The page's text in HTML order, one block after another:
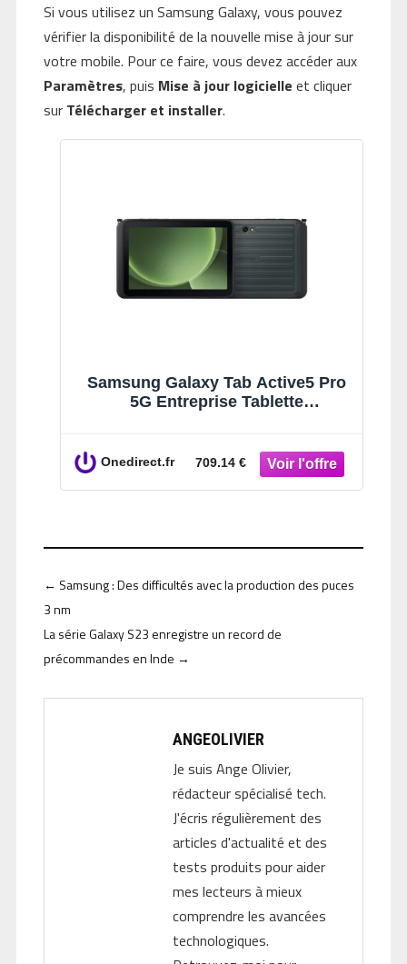
Si vous utilisez un Samsung Galaxy, vous pouvez
vérifier la disponibilité de la nouvelle mise à jour sur
votre mobile. Pour ce faire, vous devez accéder aux
Paramètres, puis Mise à jour logicielle et cliquer
sur Télécharger et installer.
Samsung Galaxy Tab Active5 Pro
5G Entreprise Tablette
certification IP68, double batterie
Onedirect.fr 709.14 €
← Samsung : Des difficultés avec la production des puces
3 nm
La série Galaxy S23 enregistre un record de
précommandes en Inde →
ANGEOLIVIER
Je suis Ange Olivier,
rédacteur spécialisé tech.
J'écris régulièrement des
articles d'actualité et des
tests produits pour aider
mes lecteurs à mieux
comprendre les avancées
technologiques.